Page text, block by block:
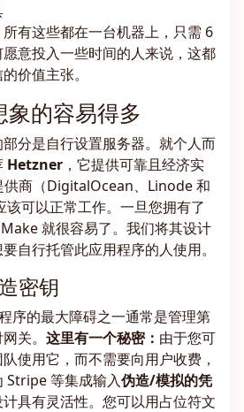
有这些都在一台机器上，只需 6
意投入一些时间的人来说，这都
价值主张。
的容易得多
分是自行设置服务器。就个人而
Hetzner ，它提供可靠且经济实
供商（DigitalOcean、Linode 和
可以正常工作。一旦您拥有了
就很容易了。我们将其设计
自行托管此应用程序的人使用。
密钥
序的最大障碍之一通常是管理第
关。 这里有一个秘密： 由于您可
使用它，而不需要向用户收费，
Stripe 等集成输入伪造/模拟的凭
具有灵活性。您可以用占位符文